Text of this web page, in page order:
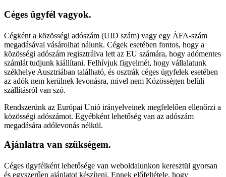
Céges ügyfél vagyok.
Cégként a közösségi adószám (UID szám) vagy egy ÁFA-szám
megadásával vásárolhat nálunk. Cégek esetében fontos, hogy a
közösségi adószám regisztrálva lett az EU számára, hogy adómentes
számlát tudjunk kiállítani. Felhívjuk figyelmét, hogy vállalatunk
székhelye Ausztriában található, és osztrák céges ügyfelek esetében
az adók nem kerülnek levonásra, mivel nem Közösségen belüli
szállításról van szó.
Rendszerünk az Európai Unió irányelveinek megfelelően ellenőrzi a
közösségi adószámot. Egyébként lehetőség van az adószám
megadására adólevonás nélkül.
Ajánlatra van szükségem.
Céges ügyfélként lehetősége van weboldalunkon keresztül gyorsan
és egyszerűen ajánlatot készíteni. Ennek előfeltétele, hogy